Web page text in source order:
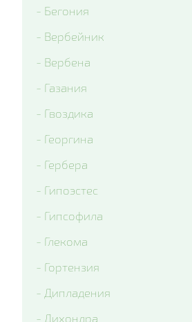
- Вся виола
- Бегония
- Вербейник
- Вербена
- Газания
- Гвоздика
- Георгина
- Гербера
- Гипоэстес
- Гипсофила
- Глекома
- Гортензия
- Дипладения
- Дихондра